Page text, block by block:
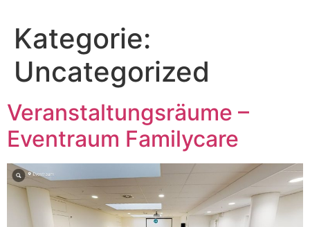
Kategorie:
Uncategorized
Veranstaltungsräume –
Eventraum Familycare